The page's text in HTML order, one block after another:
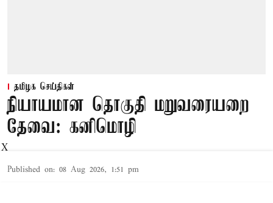
தமிழக செய்திகள்
நியாயமான தொகுதி மறுவரையறை
தேவை: கனிமொழி
Published on: 08 Aug 2026, 1:51 pm
X